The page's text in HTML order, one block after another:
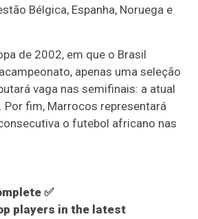
Bélgica, Espanha, Noruega e
de 2002, em que o Brasil
apenas uma seleção
vaga nas semifinais: a atual
Por fim, Marrocos representará
o futebol africano nas
✅
players in the latest